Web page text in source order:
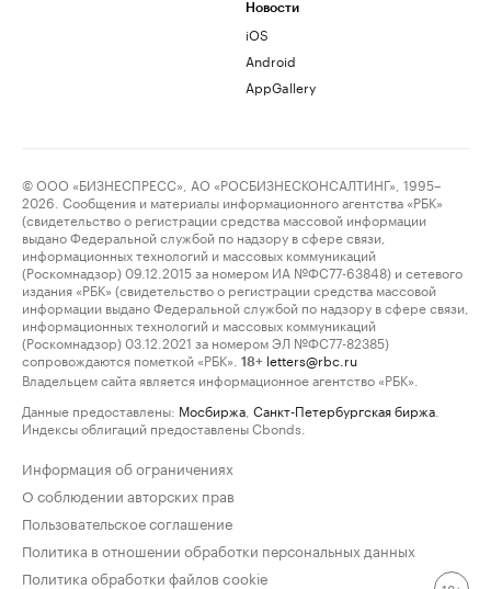
Новости
iOS
Android
AppGallery
© ООО «БИЗНЕСПРЕСС», АО «РОСБИЗНЕСКОНСАЛТИНГ», 1995–
2026. Сообщения и материалы информационного агентства «РБК»
(свидетельство о регистрации средства массовой информации
выдано Федеральной службой по надзору в сфере связи,
информационных технологий и массовых коммуникаций
(Роскомнадзор) 09.12.2015 за номером ИА №ФС77-63848) и сетевого
издания «РБК» (свидетельство о регистрации средства массовой
информации выдано Федеральной службой по надзору в сфере связи,
информационных технологий и массовых коммуникаций
(Роскомнадзор) 03.12.2021 за номером ЭЛ №ФС77-82385)
сопровождаются пометкой «РБК».
18+ letters@rbc.ru
Владельцем сайта является информационное агентство «РБК».
Данные предоставлены: Мосбиржа Санкт-Петербургская биржа
Индексы облигаций предоставлены Cbonds.
Информация об ограничениях
О соблюдении авторских прав
Пользовательское соглашение
Политика в отношении обработки персональных данных
Политика обработки файлов cookie